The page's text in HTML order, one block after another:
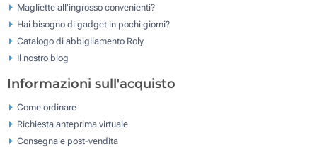
Magliette all'ingrosso convenienti?
Hai bisogno di gadget in pochi giorni?
Catalogo di abbigliamento Roly
Il nostro blog
Informazioni sull'acquisto
Come ordinare
Richiesta anteprima virtuale
Consegna e post-vendita